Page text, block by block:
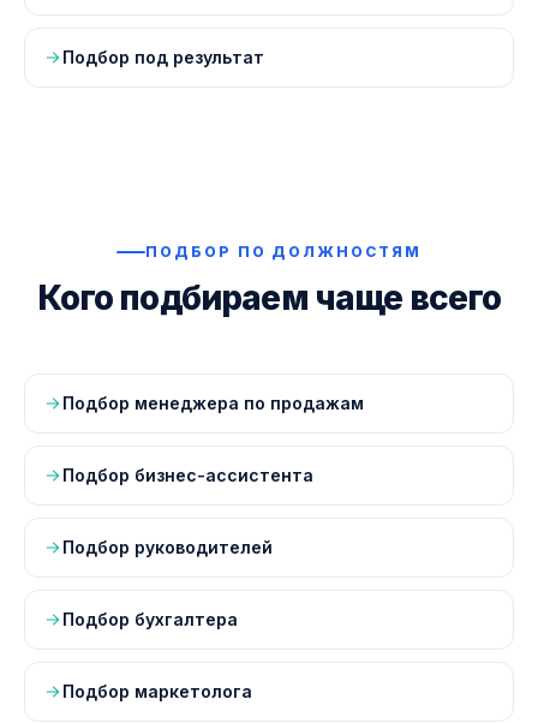
Подбор под результат
ПОДБОР ПО ДОЛЖНОСТЯМ
Кого подбираем чаще всего
Подбор менеджера по продажам
Подбор бизнес-ассистента
Подбор руководителей
Подбор бухгалтера
Подбор маркетолога